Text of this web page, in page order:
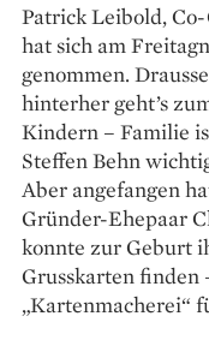
Patrick Leibold,
hat sich am
genommen.
hinterher geht’s
Kindern – Familie
Steffen Behn
Aber angefangen
Gründer-Ehepaar
konnte zur Geburt
Grusskarten finden
„Kar­­­ten­macherei“